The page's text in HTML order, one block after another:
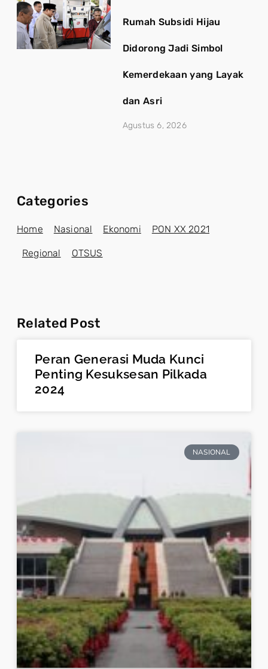
Rumah Subsidi Hijau
Didorong Jadi Simbol
Kemerdekaan yang Layak
dan Asri
Agustus 6, 2026
Categories
Home Nasional Ekonomi PON XX 2021
Regional OTSUS
Related Post
Peran Generasi Muda Kunci
Penting Kesuksesan Pilkada
2024
NASIONAL